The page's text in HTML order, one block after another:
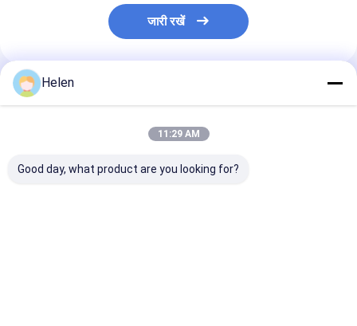
जारी रखें
अनुशंसित उत्पाद
Helen
11:29 AM
Good day, what product are you looking for?